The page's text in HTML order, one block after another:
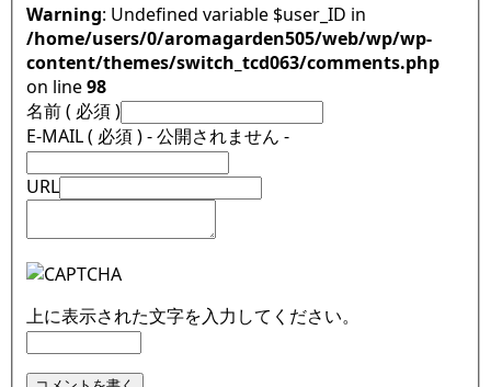
Warning : Undefined variable $user_ID in
/home/users/0/aromagarden505/web/wp/wp-
content/themes/switch_tcd063/comments.php
on line98
名前 ( 必須 )
E-MAIL ( 必須 ) - 公開されません -
URL
上に表示された文字を入力してください。